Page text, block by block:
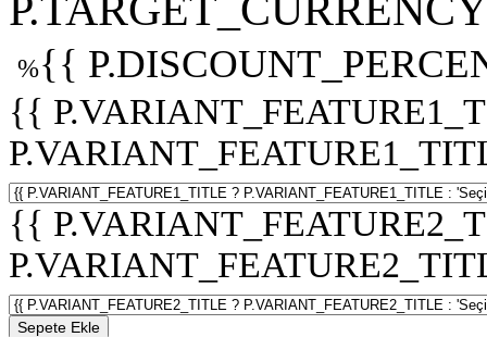
%{{
{{
{{
Sepete Ekle